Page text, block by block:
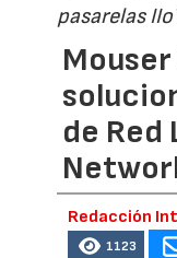
pasarelas
de Red
Redacción
1123